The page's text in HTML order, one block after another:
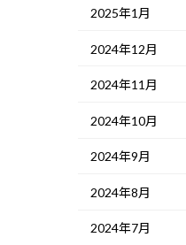
2025年1月
2024年12月
2024年11月
2024年10月
2024年9月
2024年8月
2024年7月